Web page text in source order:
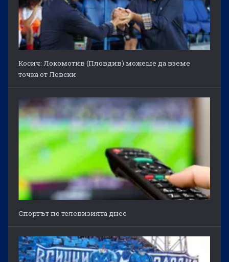
Косич: Локомотив (Пловдив) можеше да вземе
точка от Левски
Спортът по телевизията днес